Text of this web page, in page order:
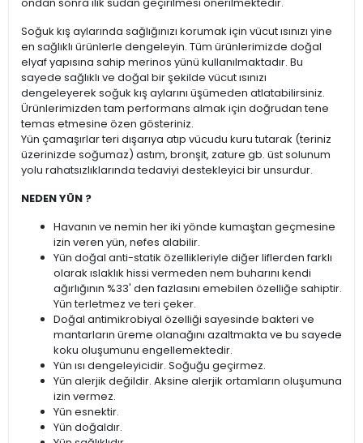
Soğuk kış aylarında sağlığınızı korumak için vücut ısınızı yine
en sağlıklı ürünlerle dengeleyin. Tüm ürünlerimizde doğal
elyaf yapısına sahip merinos yünü kullanılmaktadır. Bu
sayede sağlıklı ve doğal bir şekilde vücut ısınızı
dengeleyerek soğuk kış aylarını üşümeden atlatabilirsiniz.
Ürünlerimizden tam performans almak için doğrudan tene
temas etmesine özen gösteriniz.
Yün çamaşırlar teri dışarıya atıp vücudu kuru tutarak (teriniz
üzerinizde soğumaz) astım, bronşit, zature gb. üst solunum
yolu rahatsızlıklarında tedaviyi destekleyici bir unsurdur.
NEDEN YÜN ?
Havanın ve nemin her iki yönde kumaştan geçmesine
izin veren yün, nefes alabilir.
Yün doğal anti-statik özellikleriyle diğer liflerden farklı
olarak ıslaklık hissi vermeden nem buharını kendi
ağırlığının %33' den fazlasını emebilen özelliğe sahiptir.
Yün terletmez ve teri çeker.
Doğal antimikrobiyal özelliği sayesinde bakteri ve
mantarların üreme olanağını azaltmakta ve bu sayede
koku oluşumunu engellemektedir.
Yün ısı dengeleyicidir. Soğuğu geçirmez.
Yün alerjik değildir. Aksine alerjik ortamların oluşumuna
izin vermez.
Yün esnektir.
Yün doğaldır.